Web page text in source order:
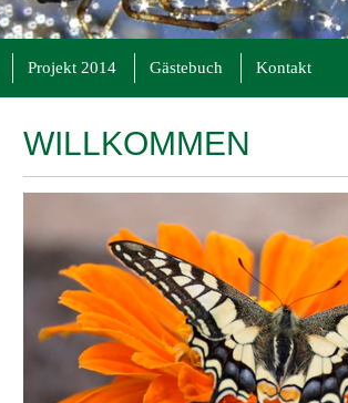
Projekt 2014 Gästebuch Kontakt
WILLKOMMEN